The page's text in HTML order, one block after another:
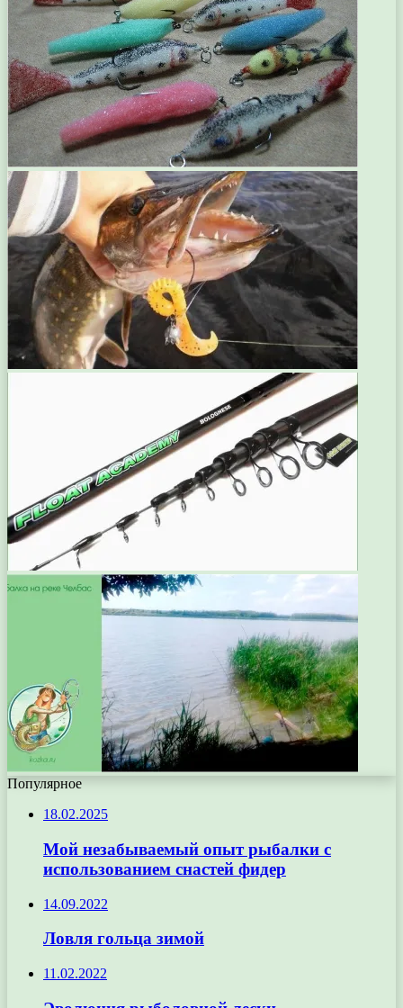
Популярное
18.02.2025
Мой незабываемый опыт рыбалки с
использованием снастей фидер
14.09.2022
Ловля гольца зимой
11.02.2022